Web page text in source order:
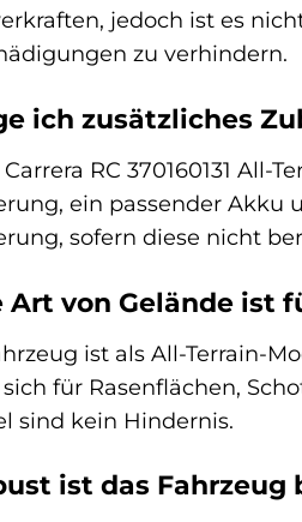
jedoch ist es
zu verhindern.
ich zusätzliches
Carrera RC 370160131
ein passender Akku
sofern diese nicht
Art von Gelände ist
ist als All-Terrain-
für Rasenflächen,
sind kein Hindernis.
ist das Fahrzeug